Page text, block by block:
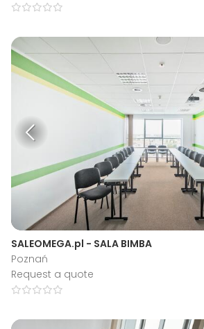
SALEOMEGA.pl - SALA BIMBA
Poznań
Request a quote